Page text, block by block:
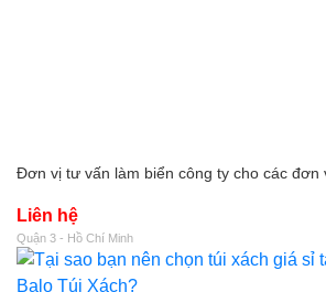
Đơn vị tư vấn làm biển công ty cho các đơn
Liên hệ
Quận 3 - Hồ Chí Minh